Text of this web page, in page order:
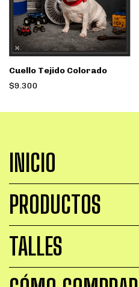
Cuello Tejido Colorado
$9.300
INICIO
PRODUCTOS
TALLES